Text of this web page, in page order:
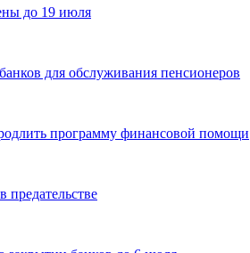
до 19 июля
для обслуживания пенсионеров
программу финансовой помощи